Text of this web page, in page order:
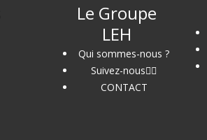
Le Groupe
LEH
Qui sommes-nous ?
Suivez-nous
CONTACT